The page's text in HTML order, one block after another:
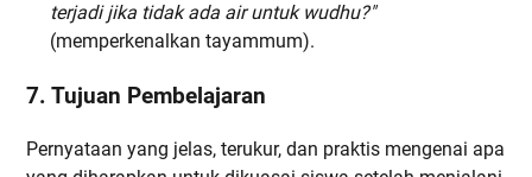
terjadi jika tidak ada air untuk wudhu?"
(memperkenalkan tayammum).
7. Tujuan Pembelajaran
Pernyataan yang jelas, terukur, dan praktis mengenai apa